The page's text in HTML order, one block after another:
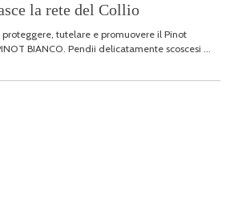
ON
GENNAIO
la rete del Collio
tutelare e promuovere il Pinot
BIANCO. Pendii delicatamente scoscesi …